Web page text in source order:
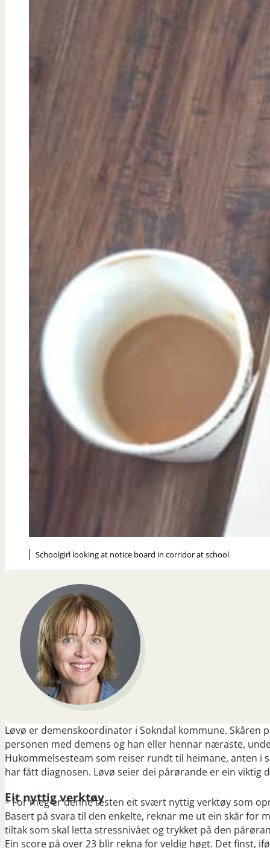
Schoolgirl looking at notice board in corridor at school
Løvø er demenskoordinator i Sokndal kommune.
personen med demens og han eller hennar næraste,
Hukommelsesteam som reiser rundt til heimane, anten i
har fått diagnosen. Løvø seier dei pårørande er ein viktig
Eit nyttig verktøy
– For meg er denne testen eit svært nyttig verktøy som
Basert på svara til den enkelte, reknar me ut ein skår for
tiltak som skal letta stressnivået og trykket på den
Ein score på over 23 blir rekna for veldig høgt. Det finst,